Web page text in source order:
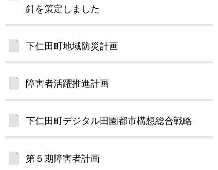
針を策定しました
下仁田町地域防災計画
障害者活躍推進計画
下仁田町デジタル田園都市構想総合戦略
第５期障害者計画